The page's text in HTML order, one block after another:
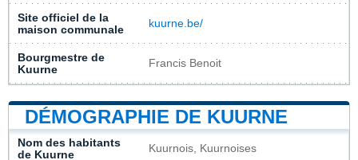
Site officiel de la
maison communale
kuurne.be/
Bourgmestre de
Kuurne
Francis Benoit
DÉMOGRAPHIE DE KUURNE
Nom des habitants
de Kuurne
Kuurnois, Kuurnoises